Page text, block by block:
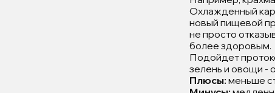
Охлажденный
новый пищевой
не просто
более здоровым.
Подойдет
зелень и овощи -
Плюсы: меньше